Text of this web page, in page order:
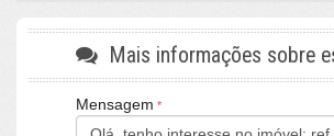
1 e 2 Dorms.
40 A 57m².
Características do Empreendimento
Mais informações sobre
Mensagem